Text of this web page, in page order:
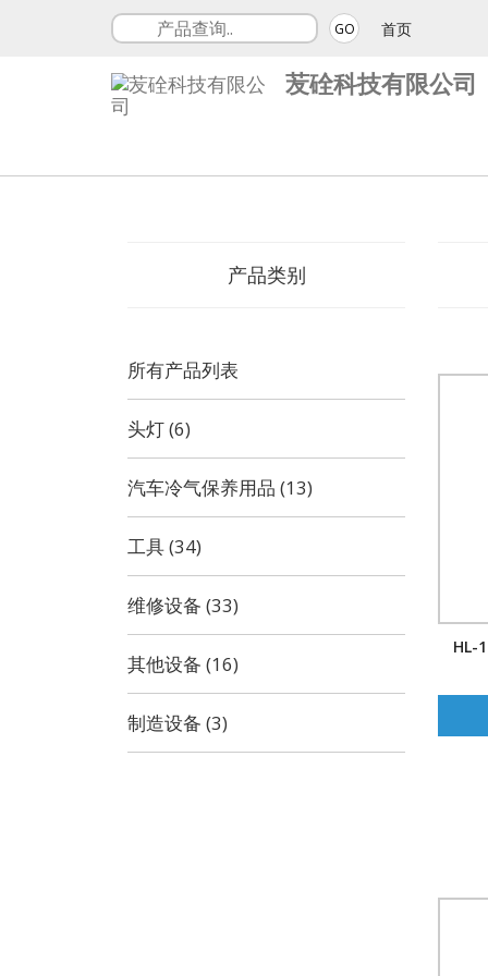
GO 首页
苃硂科技有限公司
产品类别
所有产品列表
头灯 (6)
汽车冷气保养用品 (13)
工具 (34)
维修设备 (33)
其他设备 (16)
制造设备 (3)
HL-